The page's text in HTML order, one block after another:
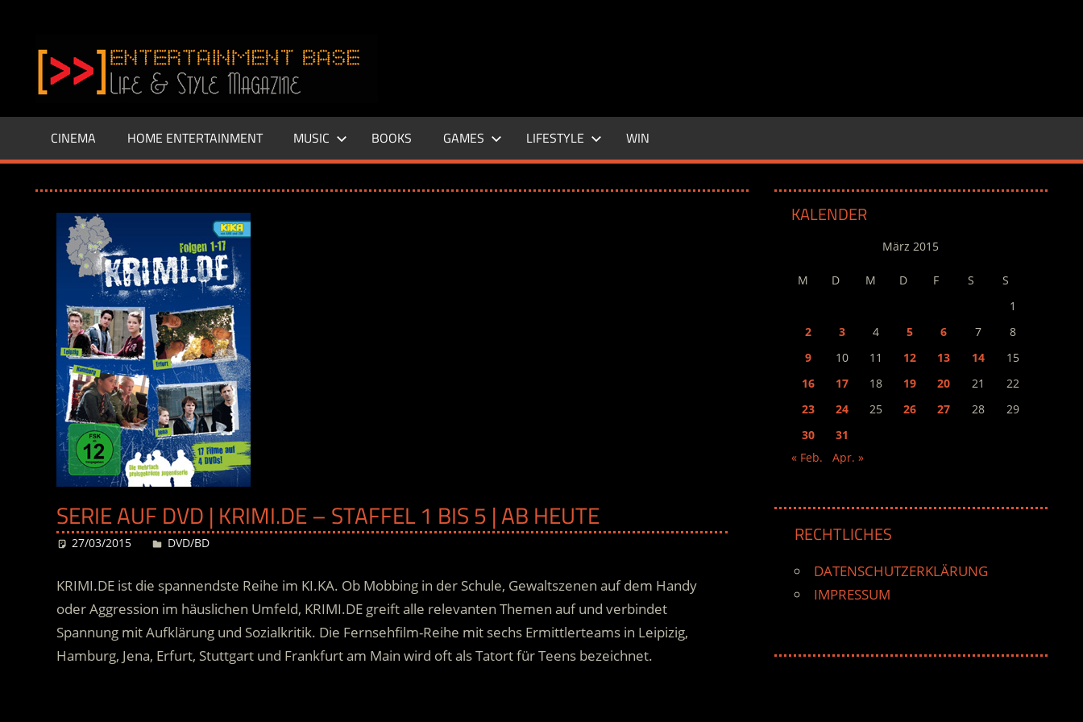
springen
–
LIFE
Base.de
CINEMA HOME ENTERTAINMENT MUSIC BOOKS GAMES LIFESTYLE WIN
SERIE AUF DVD | KRIMI.DE – STAFFEL 1 BIS 5 | AB HEUTE
27/03/2015 Desiree
DVD/BD
KRIMI.DE ist die spannendste Reihe im KI.KA. Ob Mobbing in der Schule, Gewaltszenen auf dem Handy
oder Aggression im häuslichen Umfeld, KRIMI.DE greift alle relevanten Themen auf und verbindet
Spannung mit Aufklärung und Sozialkritik. Die Fernsehfilm-Reihe mit sechs Ermittlerteams in Leipizig,
Hamburg, Jena, Erfurt, Stuttgart und Frankfurt am Main wird oft als Tatort für Teens bezeichnet.
KALENDER
März 2015
M D M D F S
S
1
2
3 4 5 6 7
8
9
10 11 12 13 14
15
16
17 18 19 20 21
22
23
24 25 26 27 28
29
30
31
« Feb.
Apr. »
RECHTLICHES
DATENSCHUTZERKLÄRUNG
IMPRESSUM